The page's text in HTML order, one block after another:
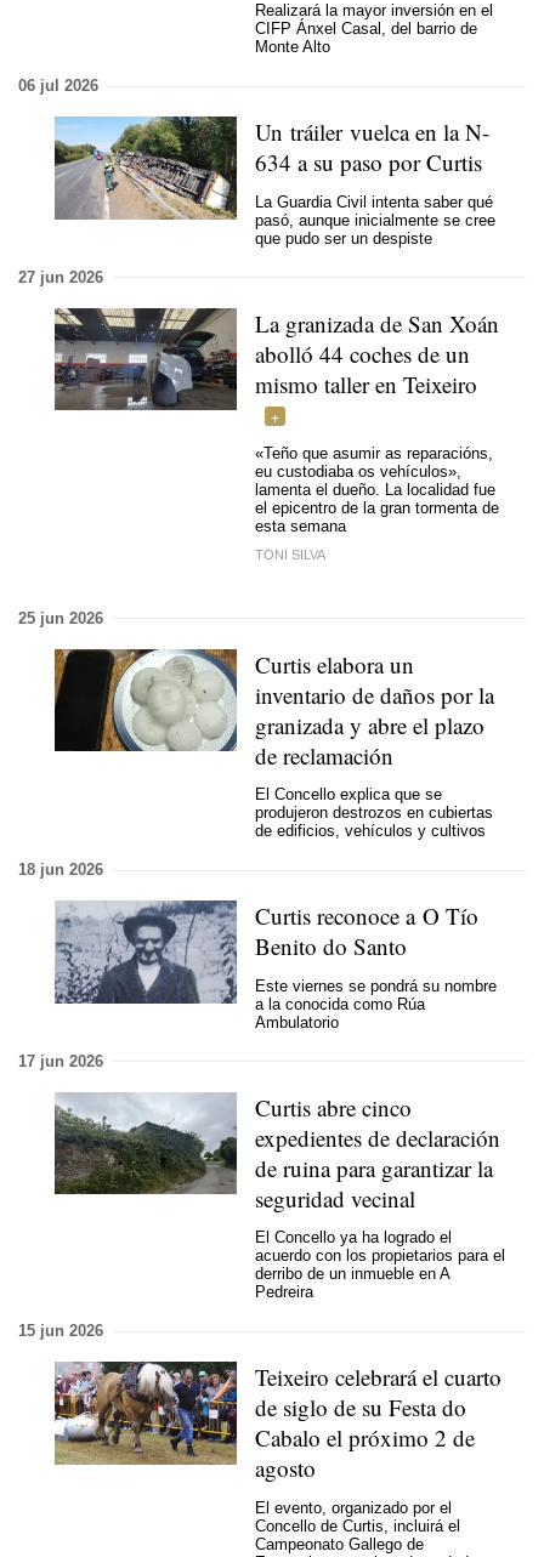
Realizará la mayor inversión en el
CIFP Ánxel Casal, del barrio de
Monte Alto
06 jul 2026
Un tráiler vuelca en la N-
634 a su paso por Curtis
La Guardia Civil intenta saber qué
pasó, aunque inicialmente se cree
que pudo ser un despiste
27 jun 2026
La granizada de San Xoán
abolló 44 coches de un
mismo taller en Teixeiro
«Teño que asumir as reparacións,
eu custodiaba os vehículos»,
lamenta el dueño. La localidad fue
el epicentro de la gran tormenta de
esta semana
TONI SILVA
25 jun 2026
Curtis elabora un
inventario de daños por la
granizada y abre el plazo
de reclamación
El Concello explica que se
produjeron destrozos en cubiertas
de edificios, vehículos y cultivos
18 jun 2026
Curtis reconoce a O Tío
Benito do Santo
Este viernes se pondrá su nombre
a la conocida como Rúa
Ambulatorio
17 jun 2026
Curtis abre cinco
expedientes de declaración
de ruina para garantizar la
seguridad vecinal
El Concello ya ha logrado el
acuerdo con los propietarios para el
derribo de un inmueble en A
Pedreira
15 jun 2026
Teixeiro celebrará el cuarto
de siglo de su Festa do
Cabalo el próximo 2 de
agosto
El evento, organizado por el
Concello de Curtis, incluirá el
Campeonato Gallego de